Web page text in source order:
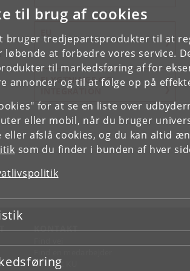
til brug af cookies
bruger tredjepartsprodukter til at
løbende at forbedre vores service.
til markedsføring af for
annoncer og til at følge op på
for at se en liste over
eller mobil, når du bruger
eller afslå cookies, og du kan altid
som du finder i bunden af hver
eller afslå
eller afslå
FLYGTNINGE OG
INTEGRATION
KONTAKT
Kontakt KU